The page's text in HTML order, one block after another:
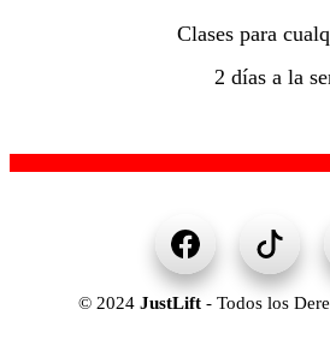
Clases para
2 días a la
© 2024 JustLift - Todos los